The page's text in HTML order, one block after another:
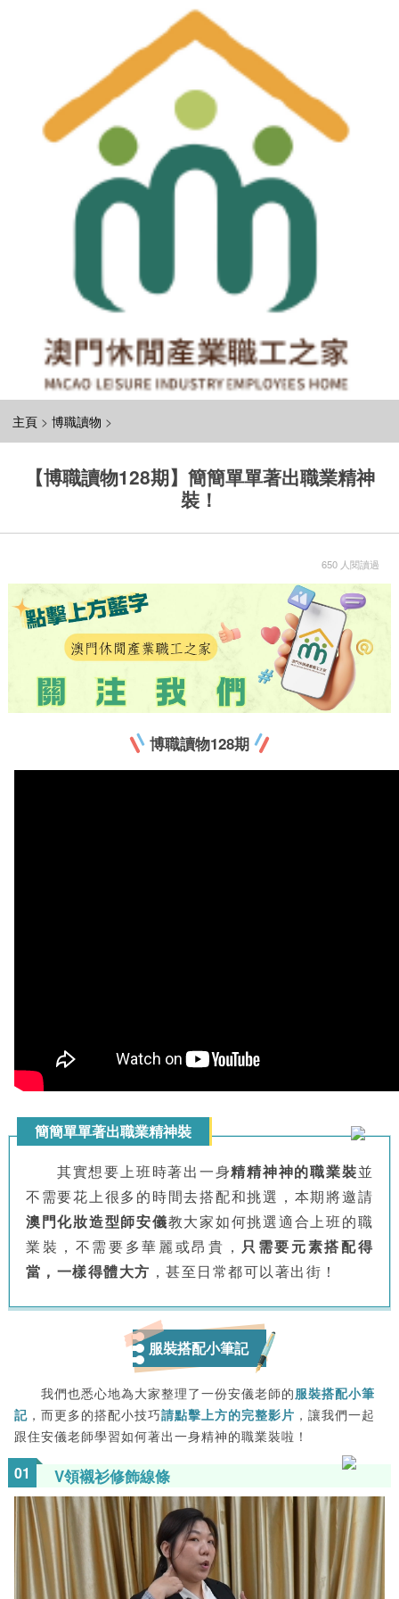
主頁 > 博職讀物 >
【博職讀物128期】簡簡單單著出職業精神
裝！
650 人閱讀過
博職讀物128期
簡簡單單著出職業精神裝
其實想要上班時著出一身精精神神的職業裝並
不需要花上很多的時間去搭配和挑選，本期將邀請
澳門化妝造型師安儀教大家如何挑選適合上班的職
業裝，不需要多華麗或昂貴， 只需要元素搭配得
當，一樣得體大方 ，甚至日常都可以著出街！
服裝搭配小筆記
我們也悉心地為大家整理了一份安儀老師的服裝搭配小筆
記，而更多的搭配小技巧請點擊上方的完整影片 ，讓我們一起
跟住安儀老師學習如何著出一身精神的職業裝啦！
01 V領襯衫修飾線條